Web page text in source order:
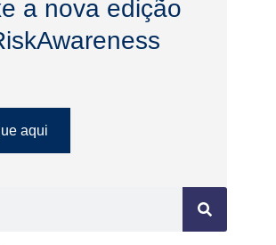
a nova edição
aqui